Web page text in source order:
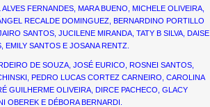
FERNANDES, MARA BUENO, MICHELE OLIVEIRA,
RECALDE DOMINGUEZ, BERNARDINO PORTILLO
SANTOS, JUCILENE MIRANDA, TATY B SILVA, DAISE
EMILY SANTOS E JOSANA RENTZ.
DE SOUZA, JOSÉ EURICO, ROSNEI SANTOS,
PEDRO LUCAS CORTEZ CARNEIRO, CAROLINA
GUILHERME OLIVEIRA, DIRCE PACHECO, GLACY
OBEREK E DÉBORA BERNARDI.